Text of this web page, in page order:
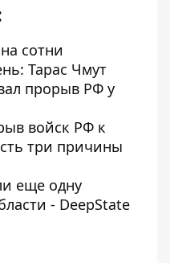
сотни
Тарас Чмут
прорыв РФ у
войск РФ к
три причины
еще одну
- DeepState